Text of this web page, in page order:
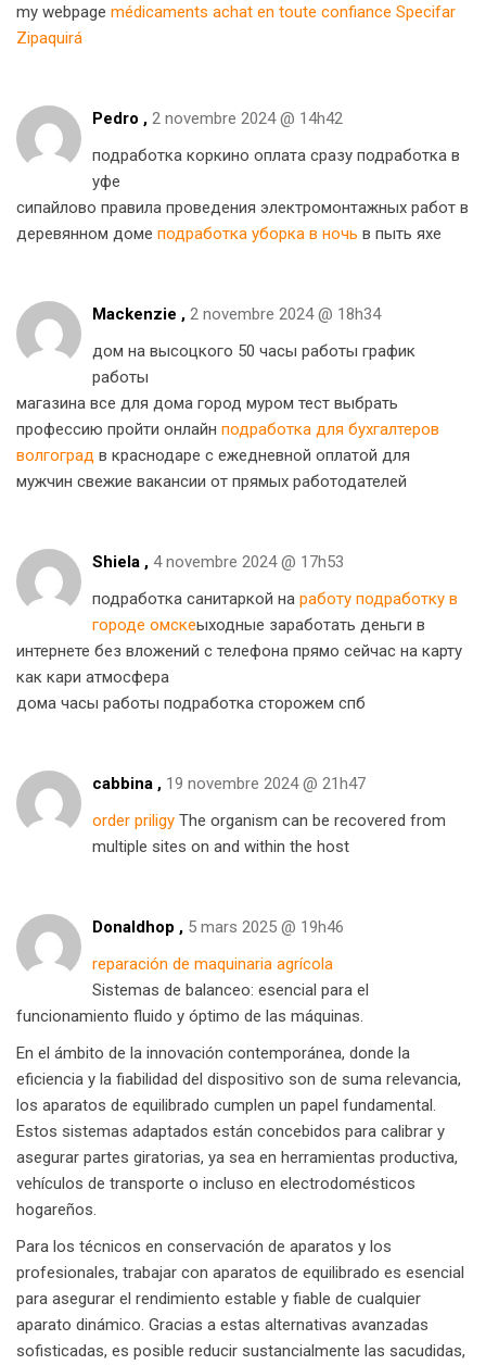
my webpage médicaments achat en toute confiance Specifar
Zipaquirá
Pedro , 2 novembre 2024 @ 14h42
подработка коркино оплата сразу подработка в
уфе
сипайлово правила проведения электромонтажных работ в
деревянном доме подработка уборка в ночь в пыть яхе
Mackenzie , 2 novembre 2024 @ 18h34
дом на высоцкого 50 часы работы график
работы
магазина все для дома город муром тест выбрать
профессию пройти онлайн подработка для бухгалтеров
волгоград в краснодаре с ежедневной оплатой для
мужчин свежие вакансии от прямых работодателей
Shiela , 4 novembre 2024 @ 17h53
подработка санитаркой на работу подработку в
городе омскеыходные заработать деньги в
интернете без вложений с телефона прямо сейчас на карту
как кари атмосфера
дома часы работы подработка сторожем спб
cabbina , 19 novembre 2024 @ 21h47
order priligy The organism can be recovered from
multiple sites on and within the host
Donaldhop , 5 mars 2025 @ 19h46
reparación de maquinaria agrícola
Sistemas de balanceo: esencial para el
funcionamiento fluido y óptimo de las máquinas.
En el ámbito de la innovación contemporánea, donde la
eficiencia y la fiabilidad del dispositivo son de suma relevancia,
los aparatos de equilibrado cumplen un papel fundamental.
Estos sistemas adaptados están concebidos para calibrar y
asegurar partes giratorias, ya sea en herramientas productiva,
vehículos de transporte o incluso en electrodomésticos
hogareños.
Para los técnicos en conservación de aparatos y los
profesionales, trabajar con aparatos de equilibrado es esencial
para asegurar el rendimiento estable y fiable de cualquier
aparato dinámico. Gracias a estas alternativas avanzadas
sofisticadas, es posible reducir sustancialmente las sacudidas,